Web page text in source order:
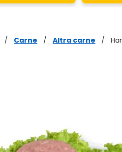
/ Carne / Altra carne /